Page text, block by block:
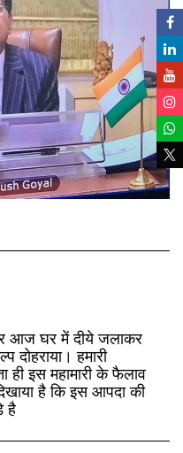
आज घर में दीये जलाकर
दोहराया। हमारी
इस महामारी के फैलाव
है कि इस आपदा की
है